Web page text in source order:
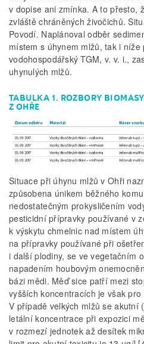
v dopise ani zmínka. A to přesto,
zvláště chráněných živočichů.
Povodí. Naplánoval odběr
místem s úhynem mlžů, tak i
vodohospodářský TGM, v. v. i.,
uhynulých mlžů.
TABULKA 1. ROZBORY
Z OHŘE
Situace při úhynu mlžů v Ohři
způsobena únikem běžného
nedostatečným prokysličením
pesticidní přípravky používané v
k výskytu chmelnic nad místem
na přípravky používané při
i další plodiny, se ve vegetačním
napadením houbovým
bázi mědi. Měď sice patří mezi
vyšších koncentracích je však
V případě velkých mlžů se akutní
letální koncentrace při expozici
v rozmezí jednotek až desítek